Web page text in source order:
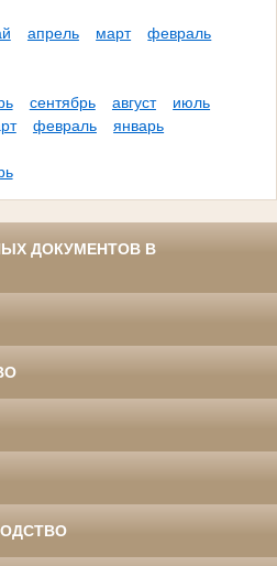
апрель март
февраль
сентябрь август
июль
февраль
январь
ДОКУМЕНТОВ В